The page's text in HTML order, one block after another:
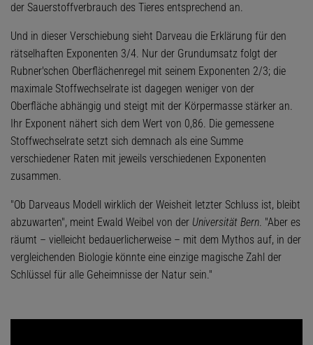
der Sauerstoffverbrauch des Tieres entsprechend an.
Und in dieser Verschiebung sieht Darveau die Erklärung für den
rätselhaften Exponenten 3/4. Nur der Grundumsatz folgt der
Rubner'schen Oberflächenregel mit seinem Exponenten 2/3; die
maximale Stoffwechselrate ist dagegen weniger von der
Oberfläche abhängig und steigt mit der Körpermasse stärker an.
Ihr Exponent nähert sich dem Wert von 0,86. Die gemessene
Stoffwechselrate setzt sich demnach als eine Summe
verschiedener Raten mit jeweils verschiedenen Exponenten
zusammen.
"Ob Darveaus Modell wirklich der Weisheit letzter Schluss ist, bleibt
abzuwarten", meint Ewald Weibel von der Universität Bern. "Aber es
räumt – vielleicht bedauerlicherweise – mit dem Mythos auf, in der
vergleichenden Biologie könnte eine einzige magische Zahl der
Schlüssel für alle Geheimnisse der Natur sein."